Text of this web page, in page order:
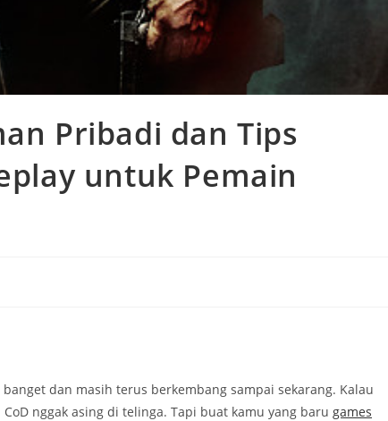
Pribadi dan Tips
untuk Pemain
dan masih terus berkembang sampai sekarang. Kalau
nggak asing di telinga. Tapi buat kamu yang baru games